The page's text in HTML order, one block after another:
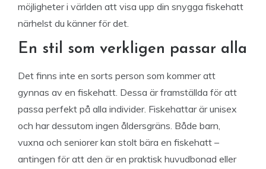
möjligheter i världen att visa upp din snygga fiskehatt
närhelst du känner för det.
En stil som verkligen passar alla
Det finns inte en sorts person som kommer att
gynnas av en fiskehatt. Dessa är framställda för att
passa perfekt på alla individer. Fiskehattar är unisex
och har dessutom ingen åldersgräns. Både barn,
vuxna och seniorer kan stolt bära en fiskehatt –
antingen för att den är en praktisk huvudbonad eller